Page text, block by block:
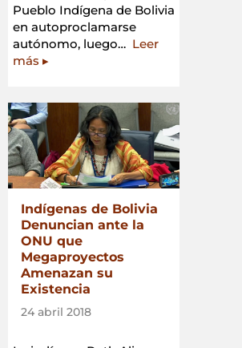
Pueblo Indígena de Bolivia
en autoproclamarse
autónomo, luego… Leer
más «Investigación-
fortalecimiento
de
capacidades
sobre
la
indígena
como
estrategia
de
gestión
y
control
▸
Indígenas de Bolivia
Denuncian ante la
ONU que
Megaproyectos
Amenazan su
Existencia
24 abril 2018